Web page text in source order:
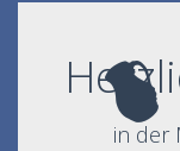
in der